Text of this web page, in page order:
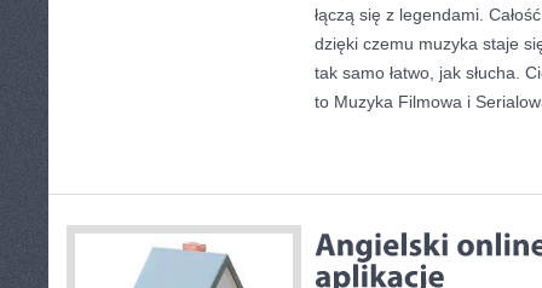
łączą się z legendami.
dzięki czemu muzyka staje
tak samo łatwo, jak słucha.
to Muzyka Filmowa i